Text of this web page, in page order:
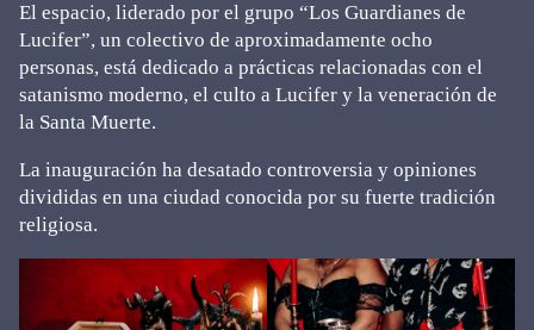
El espacio, liderado por el grupo “Los Guardianes de
Lucifer”, un colectivo de aproximadamente ocho
personas, está dedicado a prácticas relacionadas con el
satanismo moderno, el culto a Lucifer y la veneración de
la Santa Muerte.
La inauguración ha desatado controversia y opiniones
divididas en una ciudad conocida por su fuerte tradición
religiosa.